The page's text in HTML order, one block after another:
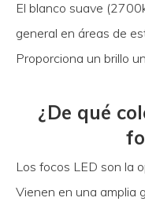
El blanco suave
general en áreas de
Proporciona un brillo
¿De qué
Los focos LED son la
Vienen en una amplia